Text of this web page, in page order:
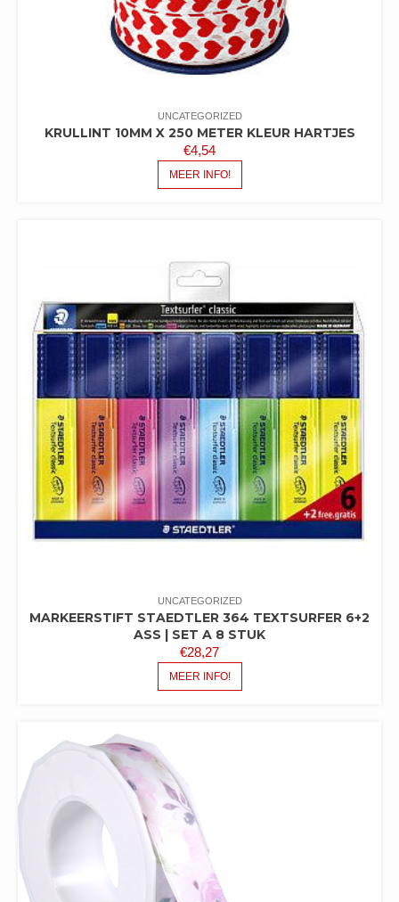
UNCATEGORIZED
KRULLINT 10MM X 250 METER KLEUR HARTJES
€4,54
MEER INFO!
UNCATEGORIZED
MARKEERSTIFT STAEDTLER 364 TEXTSURFER 6+2
ASS | SET A 8 STUK
€28,27
MEER INFO!